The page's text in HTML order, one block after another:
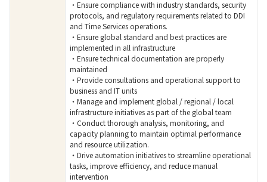
・Ensure compliance with industry standards, security
protocols, and regulatory requirements related to DDI
and Time Services operations.
・Ensure global standard and best practices are
implemented in all infrastructure
・Ensure technical documentation are properly
maintained
・Provide consultations and operational support to
business and IT units
・Manage and implement global / regional / local
infrastructure initiatives as part of the global team
・Conduct thorough analysis, monitoring, and
capacity planning to maintain optimal performance
and resource utilization.
・Drive automation initiatives to streamline operational
tasks, improve efficiency, and reduce manual
intervention